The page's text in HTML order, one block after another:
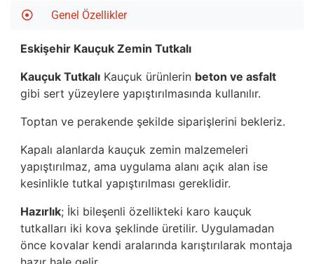
Genel Özellikler
Eskişehir Kauçuk Zemin Tutkalı
Kauçuk Tutkalı Kauçuk ürünlerin beton ve asfalt
gibi sert yüzeylere yapıştırılmasında kullanılır.
Toptan ve perakende şekilde siparişlerini bekleriz.
Kapalı alanlarda kauçuk zemin malzemeleri
yapıştırılmaz, ama uygulama alanı açık alan ise
kesinlikle tutkal yapıştırılması gereklidir.
Hazırlık; İki bileşenli özellikteki karo kauçuk
tutkalları iki kova şeklinde üretilir. Uygulamadan
önce kovalar kendi aralarında karıştırılarak montaja